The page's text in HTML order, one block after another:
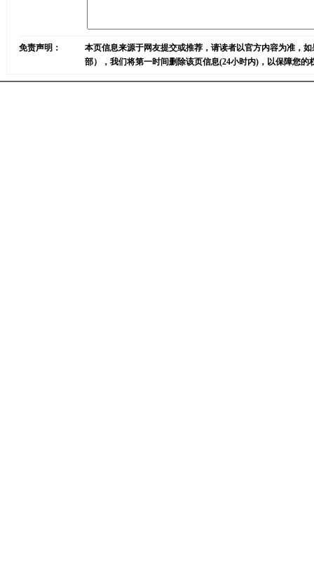
免责声明：
本页信息来源于网友提交或推荐，请读者以官方内容为准，
部），我们将第一时间删除该页信息(24小时内)，以保障您的